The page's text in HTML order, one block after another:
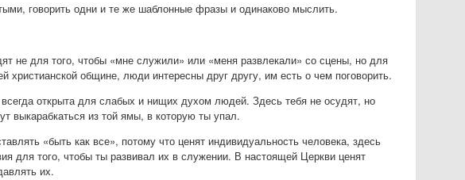
говорить одни и те же шаблонные фразы и одинаково мыслить.
не для того, чтобы «мне служили» или «меня развлекали» со сцены, но для
общине, люди интересны друг другу, им есть о чем поговорить.
открыта для слабых и нищих духом людей. Здесь тебя не осудят, но
выкарабкаться из той ямы, в которую ты упал.
«быть как все», потому что ценят индивидуальность человека, здесь
для того, чтобы ты развивал их в служении. В настоящей Церкви ценят
их.